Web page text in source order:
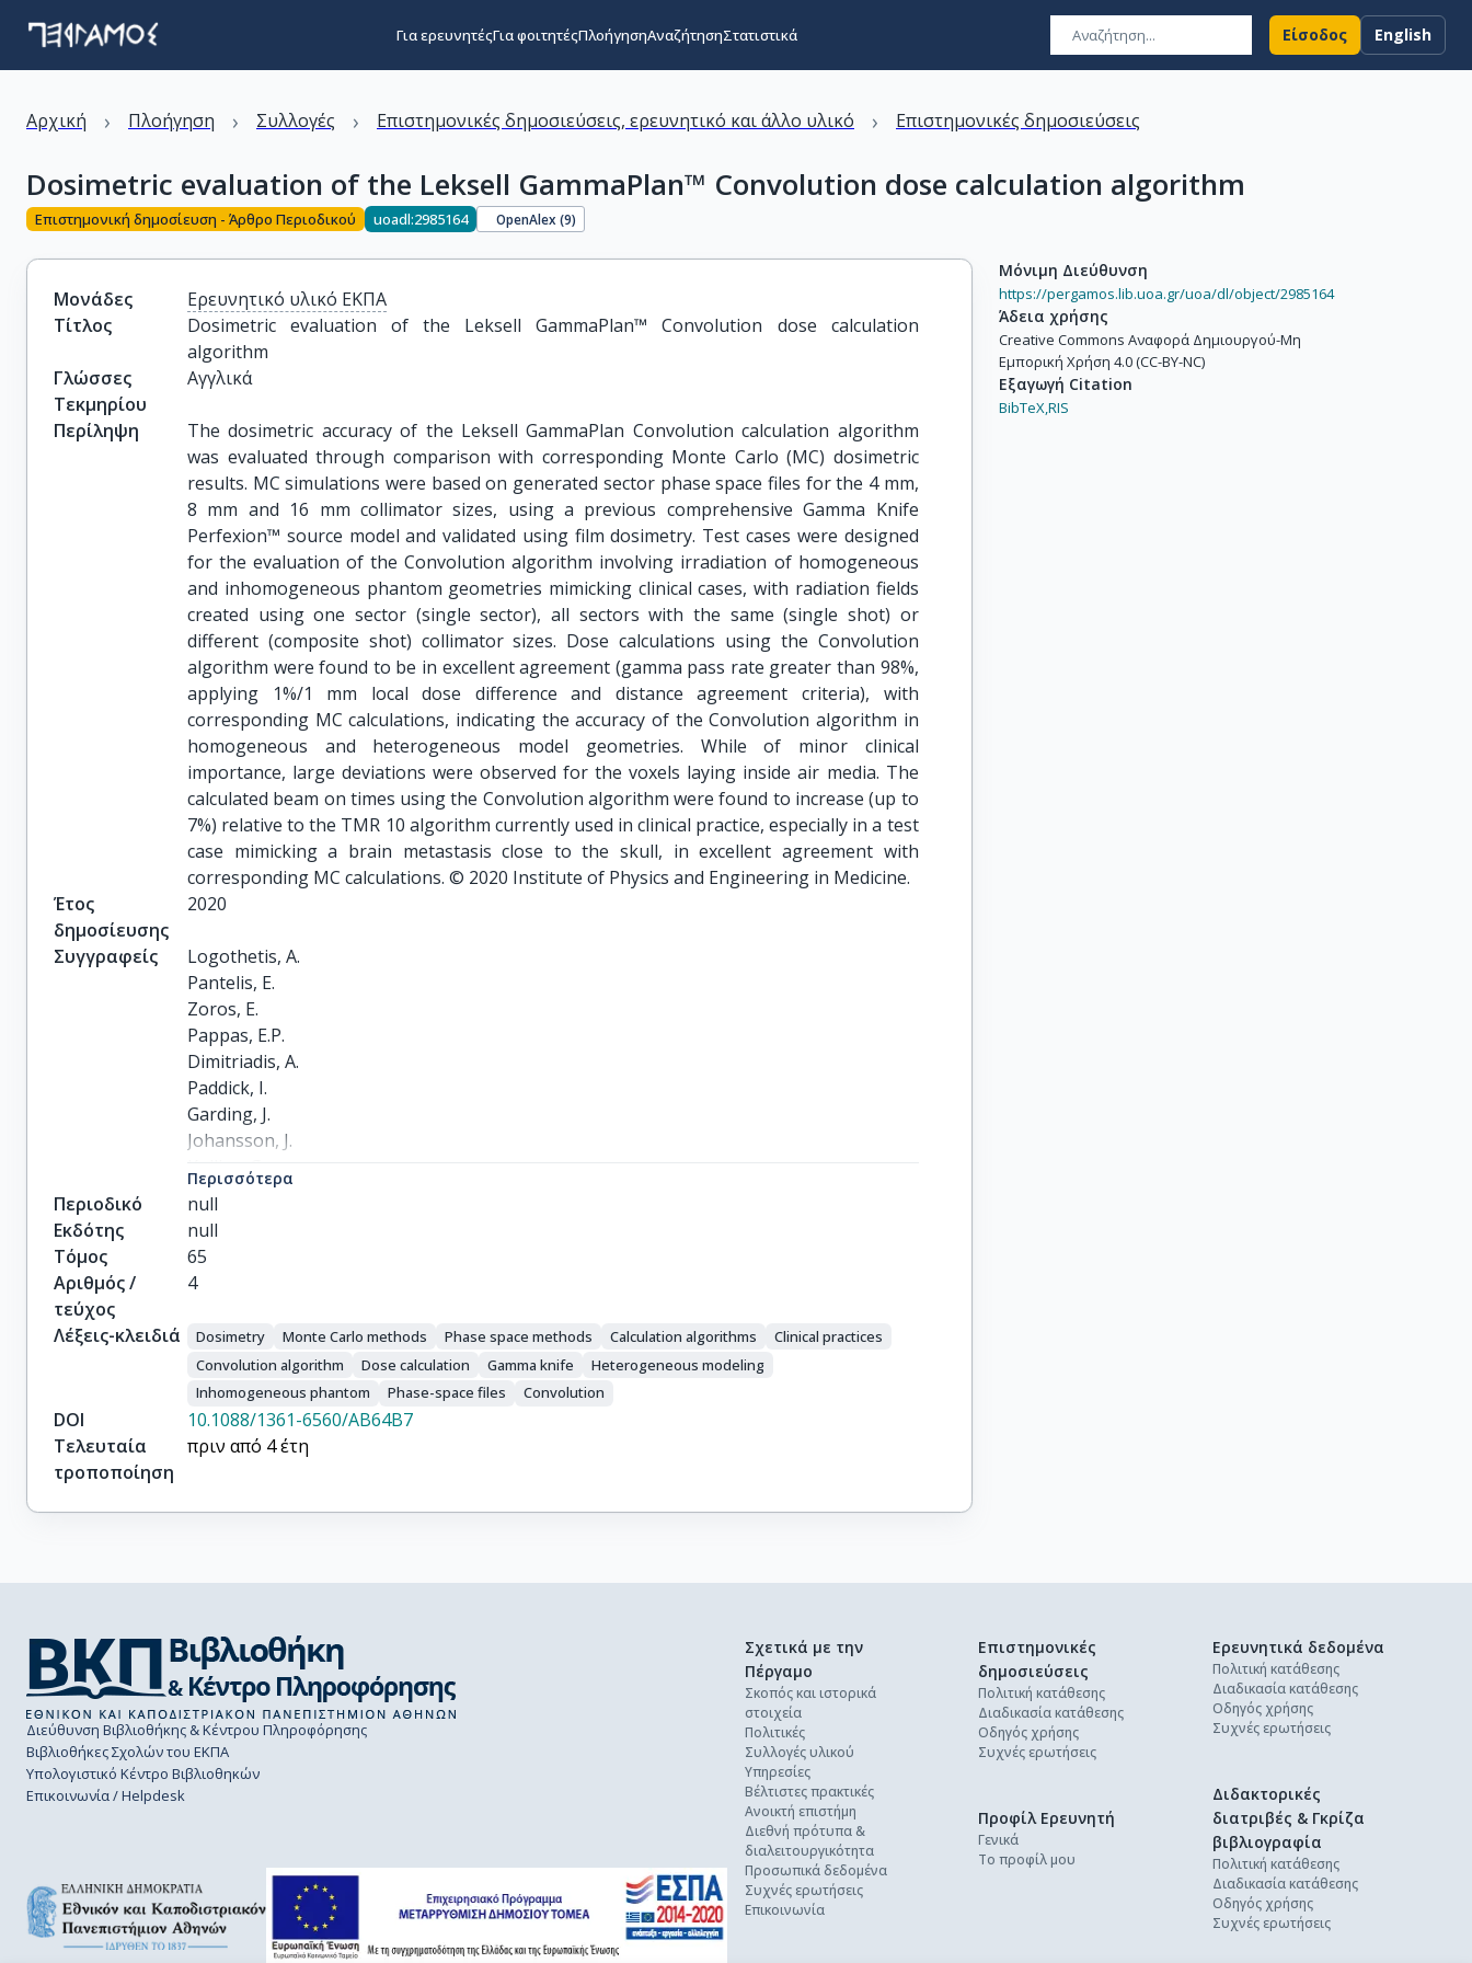
Για ερευνητέςΓια φοιτητέςΠλοήγησηΑναζήτησηΣτατιστικά Είσοδος English
Αρχική › Πλοήγηση › Συλλογές › Επιστημονικές δημοσιεύσεις, ερευνητικό και άλλο υλικό › Επιστημονικές δημοσιεύσεις
Dosimetric evaluation of the Leksell GammaPlan™ Convolution dose calculation algorithm
Επιστημονική δημοσίευση - Άρθρο Περιοδικού uoadl:2985164 OpenAlex (9)
Μονάδες
Ερευνητικό υλικό ΕΚΠΑ
Τίτλος
Dosimetric evaluation of the Leksell GammaPlan™ Convolution dose calculation
algorithm
Γλώσσες
Τεκμηρίου
Αγγλικά
Περίληψη
The dosimetric accuracy of the Leksell GammaPlan Convolution calculation algorithm
was evaluated through comparison with corresponding Monte Carlo (MC) dosimetric
results. MC simulations were based on generated sector phase space files for the 4 mm,
8 mm and 16 mm collimator sizes, using a previous comprehensive Gamma Knife
Perfexion™ source model and validated using film dosimetry. Test cases were designed
for the evaluation of the Convolution algorithm involving irradiation of homogeneous
and inhomogeneous phantom geometries mimicking clinical cases, with radiation fields
created using one sector (single sector), all sectors with the same (single shot) or
different (composite shot) collimator sizes. Dose calculations using the Convolution
algorithm were found to be in excellent agreement (gamma pass rate greater than 98%,
applying 1%/1 mm local dose difference and distance agreement criteria), with
corresponding MC calculations, indicating the accuracy of the Convolution algorithm in
homogeneous and heterogeneous model geometries. While of minor clinical
importance, large deviations were observed for the voxels laying inside air media. The
calculated beam on times using the Convolution algorithm were found to increase (up to
7%) relative to the TMR 10 algorithm currently used in clinical practice, especially in a test
case mimicking a brain metastasis close to the skull, in excellent agreement with
corresponding MC calculations. © 2020 Institute of Physics and Engineering in Medicine.
Έτος
δημοσίευσης
2020
Συγγραφείς
Logothetis, A.
Pantelis, E.
Zoros, E.
Pappas, E.P.
Dimitriadis, A.
Paddick, I.
Garding, J.
Johansson, J.
Kollias, G.
Karaiskos, P.
Περισσότερα
Περιοδικό
null
Εκδότης
null
Τόμος
65
Αριθμός /
τεύχος
4
Λέξεις-κλειδιά Dosimetry Monte Carlo methods Phase space methods Calculation algorithms
Clinical practices
Convolution algorithm
Dose calculation Gamma knife
Heterogeneous modeling
Inhomogeneous phantom
Phase-space files Convolution
DOI
10.1088/1361-6560/AB64B7
Τελευταία
τροποποίηση
πριν από 4 έτη
Μόνιμη Διεύθυνση
https://pergamos.lib.uoa.gr/uoa/dl/object/2985164
Άδεια χρήσης
Creative Commons Αναφορά Δημιουργού-Μη
Εμπορική Χρήση 4.0 (CC-BY-NC)
Εξαγωγή Citation
BibTeX,RIS
Διεύθυνση Βιβλιοθήκης & Κέντρου Πληροφόρησης
Βιβλιοθήκες Σχολών του ΕΚΠΑ
Υπολογιστικό Κέντρο Βιβλιοθηκών
Επικοινωνία / Helpdesk
Σχετικά με την
Πέργαμο
Σκοπός και ιστορικά
στοιχεία
Πολιτικές
Συλλογές υλικού
Υπηρεσίες
Βέλτιστες πρακτικές
Ανοικτή επιστήμη
Διεθνή πρότυπα &
διαλειτουργικότητα
Προσωπικά δεδομένα
Συχνές ερωτήσεις
Επικοινωνία
Επιστημονικές
δημοσιεύσεις
Πολιτική κατάθεσης
Διαδικασία κατάθεσης
Οδηγός χρήσης
Συχνές ερωτήσεις
Ερευνητικά δεδομένα
Πολιτική κατάθεσης
Διαδικασία κατάθεσης
Οδηγός χρήσης
Συχνές ερωτήσεις
Διδακτορικές
διατριβές & Γκρίζα
βιβλιογραφία
Πολιτική κατάθεσης
Διαδικασία κατάθεσης
Οδηγός χρήσης
Συχνές ερωτήσεις
Προφίλ Ερευνητή
Γενικά
Το προφίλ μου